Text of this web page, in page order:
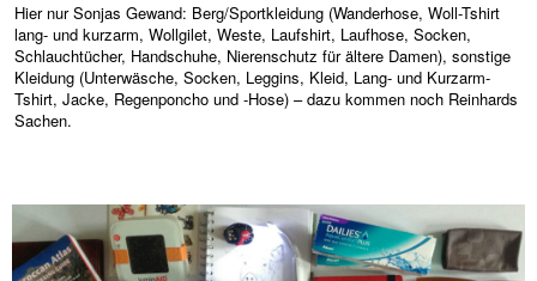
Hier nur Sonjas Gewand: Berg/Sportkleidung (Wanderhose, Woll-Tshirt
lang- und kurzarm, Wollgilet, Weste, Laufshirt, Laufhose, Socken,
Schlauchtücher, Handschuhe, Nierenschutz für ältere Damen), sonstige
Kleidung (Unterwäsche, Socken, Leggins, Kleid, Lang- und Kurzarm-
Tshirt, Jacke, Regenponcho und -Hose) – dazu kommen noch Reinhards
Sachen.